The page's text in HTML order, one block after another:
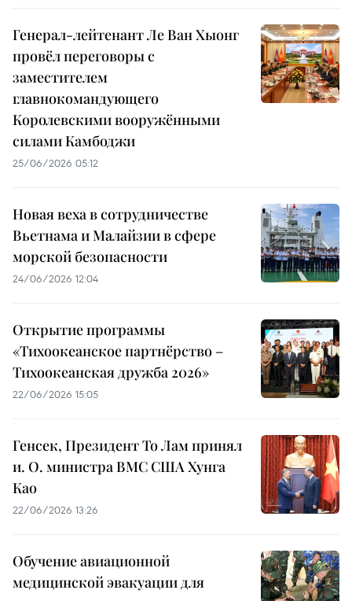
Генерал-лейтенант Ле Ван Хыонг
провёл переговоры с
заместителем
главнокомандующего
Королевскими вооружёнными
силами Камбоджи
25/06/2026 05:12
Новая веха в сотрудничестве
Вьетнама и Малайзии в сфере
морской безопасности
24/06/2026 12:04
Открытие программы
«Тихоокеанское партнёрство –
Тихоокеанская дружба 2026»
22/06/2026 15:05
Генсек, Президент То Лам принял
и. О. министра ВМС США Хунга
Као
22/06/2026 13:26
Обучение авиационной
медицинской эвакуации для